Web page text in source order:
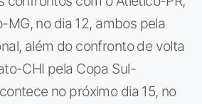
MG, no dia 12, ambos pela
além do confronto de volta
CHI pela Copa Sul-
no próximo dia 15, no